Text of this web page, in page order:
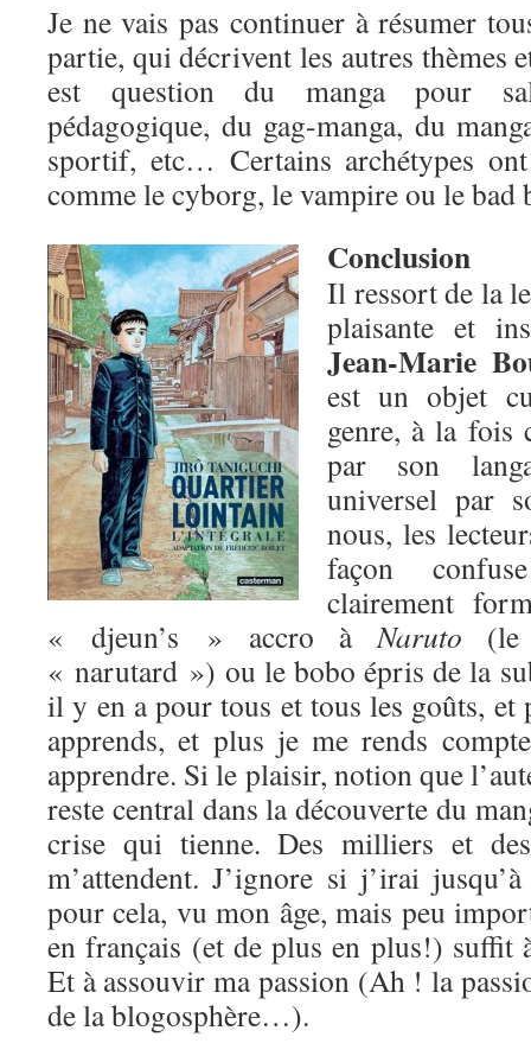
Je ne vais pas continuer à résumer
partie, qui décrivent les autres thèmes
est question du manga pour
pédagogique, du gag-manga, du
sportif, etc… Certains archétypes
comme le cyborg, le vampire ou le bad
Conclusion
Il ressort de la
plaisante et
Jean-Marie
est un objet
genre, à la fois
par son
universel par
nous, les
façon
clairement
« djeun’s » accro àNaruto (le
« narutard ») ou le bobo épris de la
il y en a pour tous et tous les goûts, et
apprends, et plus je me rends
apprendre. Si le plaisir, notion que
reste central dans la découverte du
crise qui tienne. Des milliers et
m’attendent. J’ignore si j’irai
pour cela, vu mon âge, mais peu
en français (et de plus en plus!) suffit
Et à assouvir ma passion (Ah ! la
de la blogosphère…).